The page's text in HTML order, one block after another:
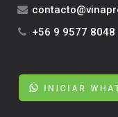
+56 9 9577 8048